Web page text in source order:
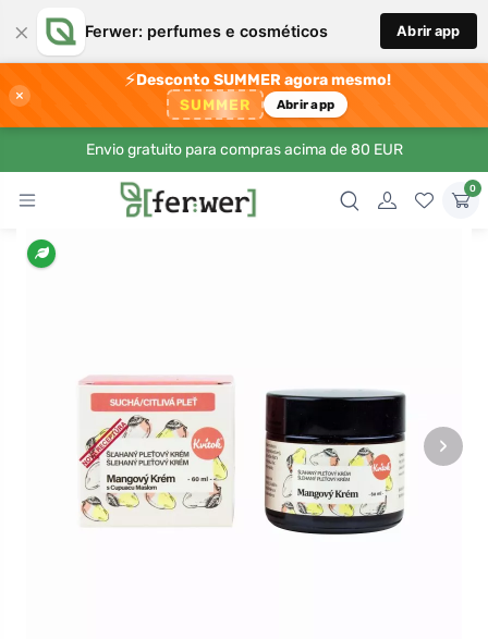
× Ferwer: perfumes e cosméticos Abrir app
×
⚡Desconto SUMMER agora mesmo!
SUMMER Abrir app
Envio gratuito para compras acima de 80 EUR
0
›